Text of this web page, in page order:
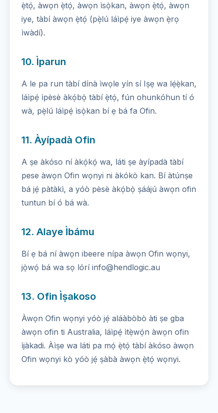
ẹ̀tọ́, àwọn ẹ̀tọ́, àwọn ìsọ̀kan, àwọn ẹ̀tọ́, àwọn
iye, tàbí àwọn ẹ̀tọ́ (pẹ̀lú láìpẹ́ iye àwọn ẹ̀rọ
ìwàdí).
10. Ìparun
A le pa run tàbí dínà ìwọle yín sí Iṣẹ wa lẹ́ẹ̀kan,
láìpẹ́ ìpèsè àkọ́bọ̀ tàbí ẹ̀tọ́, fún ohunkóhun tí ó
wà, pẹ̀lú láìpẹ́ ìsọ̀kan bí ẹ bá fa Ofin.
11. Àyípadà Ofin
A ṣe àkóso ní àkọ́kọ́ wa, láti ṣe àyípadà tàbí
pese àwọn Ofin wọnyi ni àkókò kan. Bí àtúnṣe
bá jẹ́ pàtàkì, a yóò pèsè àkọ́bọ̀ ṣáájú àwọn ofin
tuntun bí ó bá wà.
12. Alaye Ìbámu
Bí ẹ bá ní àwọn ibeere nípa àwọn Ofin wọnyi,
jọ̀wọ́ bá wa sọ lórí info@hendlogic.au
13. Ofin Ìṣakoso
Àwọn Ofin wọnyi yóò jẹ́ aláàbòbò àti ṣe gba
àwọn ofin ti Australia, láìpẹ́ ìtẹ̀wọ́n àwọn ofin
ìjàkadi. Àìṣe wa láti pa mọ́ ẹ̀tọ́ tàbí àkóso àwọn
Ofin wọnyi kò yóò jẹ́ ṣàbà àwọn ẹ̀tọ́ wọnyi.